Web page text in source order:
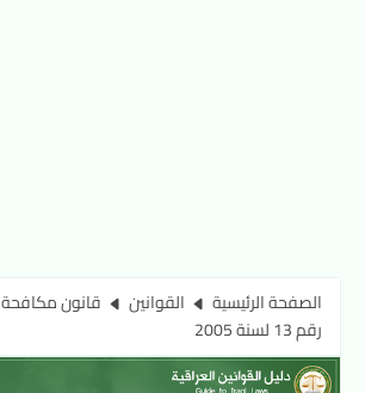
الصفحة الرئيسية القوانين
قانون مكافحة
رقم 13 لسنة 2005